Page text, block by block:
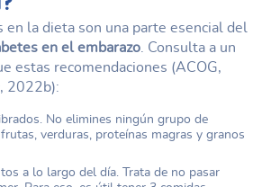
en la dieta son una parte esencial del
en el embarazo . Consulta a un
estas recomendaciones (ACOG,
2022b):
No elimines ningún grupo de
verduras, proteínas magras y granos
a lo largo del día. Trata de no pasar